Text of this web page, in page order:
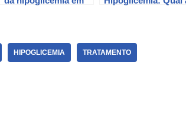
HIPOGLICEMIA TRATAMENTO